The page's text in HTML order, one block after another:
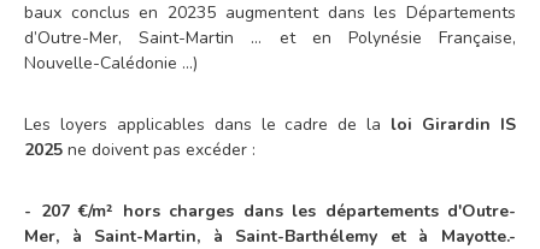
baux conclus en 20235 augmentent dans les Départements
d’Outre-Mer, Saint-Martin … et en Polynésie Française,
Nouvelle-Calédonie …)
Les loyers applicables dans le cadre de la loi Girardin IS
2025 ne doivent pas excéder :
- 207 €/m² hors charges dans les départements d'Outre-
Mer, à Saint-Martin, à Saint-Barthélemy et à Mayotte.-